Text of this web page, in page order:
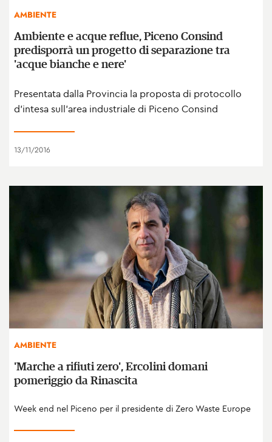
AMBIENTE
Ambiente e acque reflue, Piceno Consind
predisporrà un progetto di separazione tra
'acque bianche e nere'
Presentata dalla Provincia la proposta di protocollo
d'intesa sull'area industriale di Piceno Consind
13/11/2016
AMBIENTE
'Marche a rifiuti zero', Ercolini domani
pomeriggio da Rinascita
Week end nel Piceno per il presidente di Zero Waste Europe